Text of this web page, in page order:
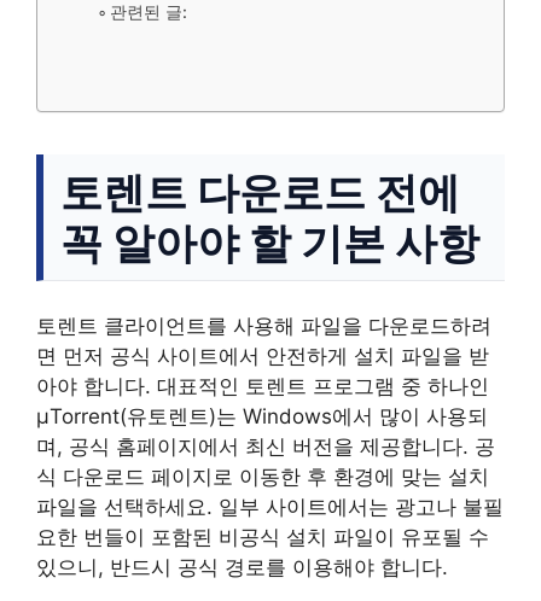
관련된 글:
토렌트 다운로드 전에
꼭 알아야 할 기본 사항
토렌트 클라이언트를 사용해 파일을 다운로드하려
면 먼저 공식 사이트에서 안전하게 설치 파일을 받
아야 합니다. 대표적인 토렌트 프로그램 중 하나인
μTorrent(유토렌트)는 Windows에서 많이 사용되
며, 공식 홈페이지에서 최신 버전을 제공합니다. 공
식 다운로드 페이지로 이동한 후 환경에 맞는 설치
파일을 선택하세요. 일부 사이트에서는 광고나 불필
요한 번들이 포함된 비공식 설치 파일이 유포될 수
있으니, 반드시 공식 경로를 이용해야 합니다.